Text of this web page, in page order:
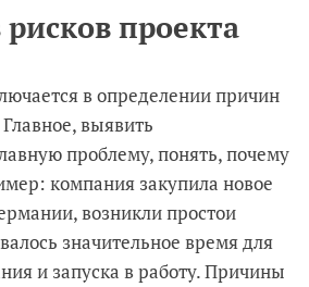
проекта
в определении причин
выявить
проблему, понять, почему
компания закупила новое
возникли простои
значительное время для
и запуска в работу. Причины